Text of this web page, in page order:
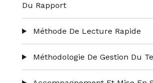
Du Rapport
Méthode De Lecture Rapide
Méthodologie De Gestion Du